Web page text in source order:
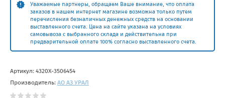
Уважаемые партнеры, обращаем Ваше внимание, что оплата
заказов в нашем интернет магазине возможна только путем
перечисления безналичных денежных средств на основании
выставленного счета. Цена на сайте указана на условиях
самовывоза с выбранного склада и действительна при
предварительной оплате 100% согласно выставленного счета.
Артикул: 4320Х-3506454
Производитель: АО АЗ УРАЛ